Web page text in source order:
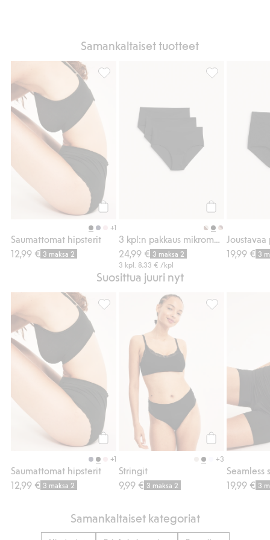
Samankaltaiset tuotteet
+1
Saumattomat hipsterit
12,99 € 3 maksa 2
24,99 € 3 maksa 2
3 kpl.8,33 € /kpl
19,99 € 3
Suosittua juuri nyt
+1
Saumattomat hipsterit
12,99 € 3 maksa 2
Saumattomat hipsterit, Lisää suosikkeihin
+3
Stringit
9,99 € 3 maksa 2 19,99 € 3
Samankaltaiset kategoriat